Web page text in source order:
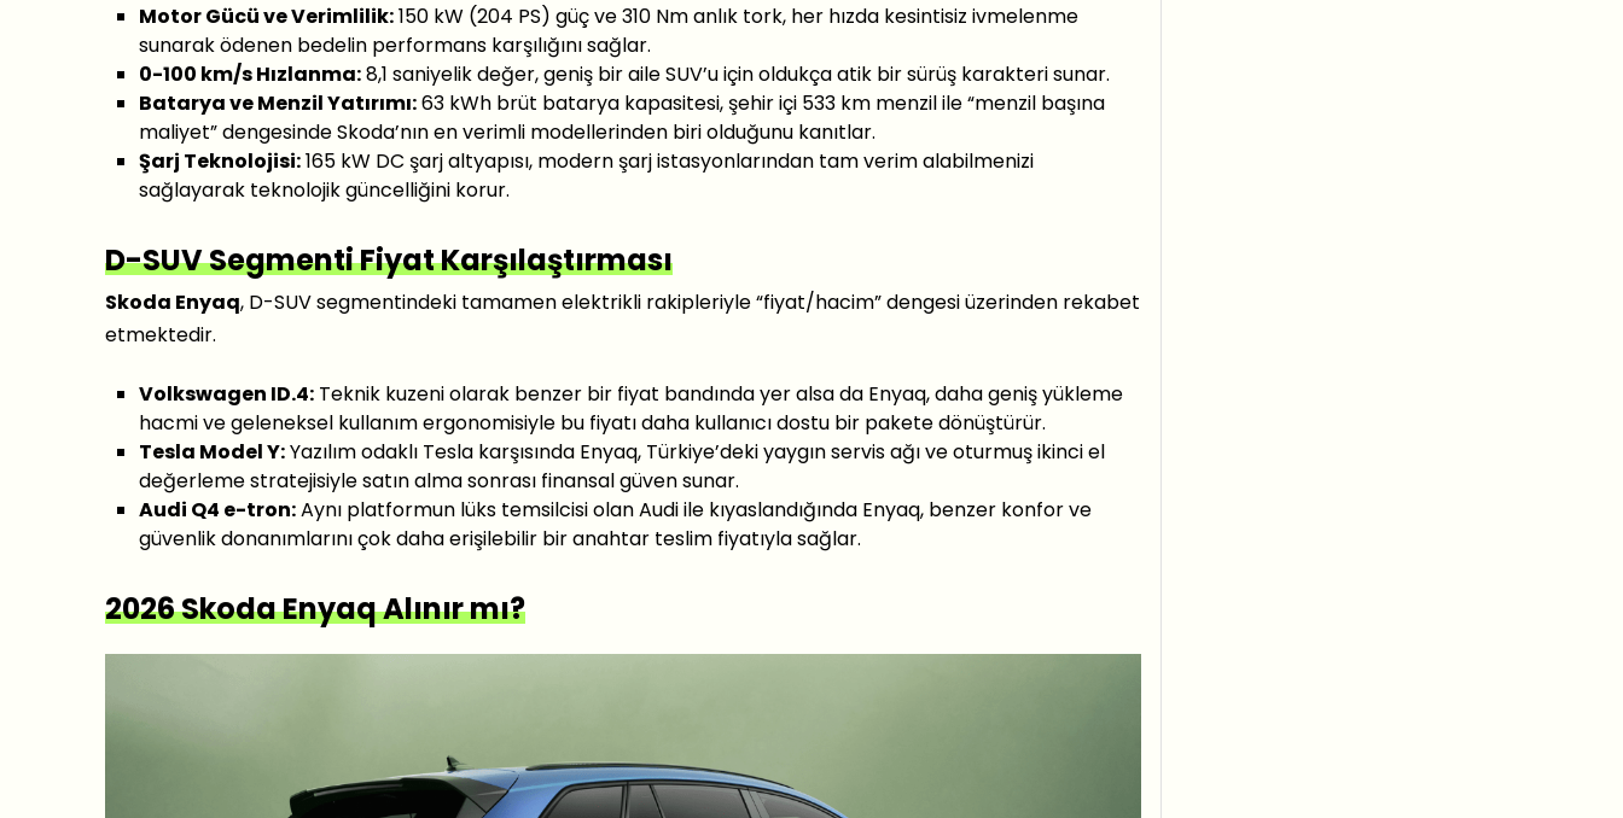
Motor Gücü ve Verimlilik:150 kW (204 PS) güç ve 310 Nm anlık tork, her hızda kesintisiz ivmelenme
sunarak ödenen bedelin performans karşılığını sağlar.
0-100 km/s Hızlanma:8,1 saniyelik değer, geniş bir aile SUV’u için oldukça atik bir sürüş karakteri sunar.
Batarya ve Menzil Yatırımı:63 kWh brüt batarya kapasitesi, şehir içi 533 km menzil ile “menzil başına
maliyet” dengesinde Skoda’nın en verimli modellerinden biri olduğunu kanıtlar.
Şarj Teknolojisi:165 kW DC şarj altyapısı, modern şarj istasyonlarından tam verim alabilmenizi
sağlayarak teknolojik güncelliğini korur.
D-SUV Segmenti Fiyat Karşılaştırması
Skoda Enyaq, D-SUV segmentindeki tamamen elektrikli rakipleriyle “fiyat/hacim” dengesi üzerinden rekabet
etmektedir.
Volkswagen ID.4: Teknik kuzeni olarak benzer bir fiyat bandında yer alsa da Enyaq, daha geniş yükleme
hacmi ve geleneksel kullanım ergonomisiyle bu fiyatı daha kullanıcı dostu bir pakete dönüştürür.
Tesla Model Y:Yazılım odaklı Tesla karşısında Enyaq, Türkiye’deki yaygın servis ağı ve oturmuş ikinci el
değerleme stratejisiyle satın alma sonrası finansal güven sunar.
Audi Q4 e-tron:Aynı platformun lüks temsilcisi olan Audi ile kıyaslandığında Enyaq, benzer konfor ve
güvenlik donanımlarını çok daha erişilebilir bir anahtar teslim fiyatıyla sağlar.
2026 Skoda Enyaq Alınır mı?